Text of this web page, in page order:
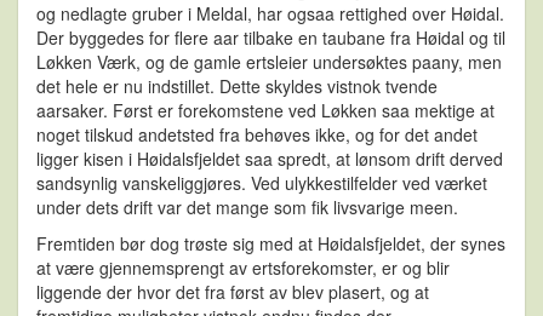
og nedlagte gruber i Meldal, har ogsaa rettighed over Høidal.
Der byggedes for flere aar tilbake en taubane fra Høidal og til
Løkken Værk, og de gamle ertsleier undersøktes paany, men
det hele er nu indstillet. Dette skyldes vistnok tvende
aarsaker. Først er forekomstene ved Løkken saa mektige at
noget tilskud andetsted fra behøves ikke, og for det andet
ligger kisen i Høidalsfjeldet saa spredt, at lønsom drift derved
sandsynlig vanskeliggjøres. Ved ulykkestilfelder ved værket
under dets drift var det mange som fik livsvarige meen.
Fremtiden bør dog trøste sig med at Høidalsfjeldet, der synes
at være gjennemsprengt av ertsforekomster, er og blir
liggende der hvor det fra først av blev plasert, og at